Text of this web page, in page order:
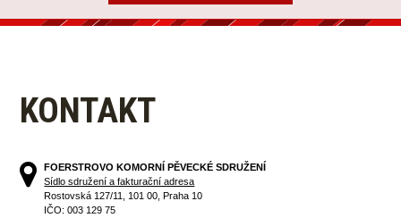
KONTAKT
FOERSTROVO KOMORNÍ PĚVECKÉ SDRUŽENÍ
Sídlo sdružení a fakturační adresa
Rostovská 127/11, 101 00, Praha 10
IČO: 003 129 75